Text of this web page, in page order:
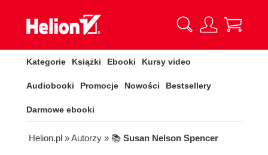
Kategorie Książki Ebooki Kursy video
Audiobooki Promocje Nowości Bestsellery
Darmowe ebooki
Helion.pl » Autorzy » 📚 Susan Nelson Spencer